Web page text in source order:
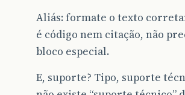
Aliás: formate o texto
é código nem citação, não
bloco especial.
E, suporte? Tipo, suporte